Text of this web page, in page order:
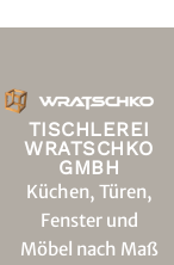
TISCHLEREI
WRATSCHKO
GMBH
Küchen, Türen,
Fenster und
Möbel nach Maß